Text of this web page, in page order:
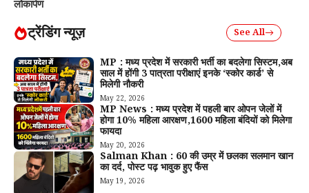
लोकार्पण
ट्रेंडिंग न्यूज़ See All
MP : मध्य प्रदेश में सरकारी भर्ती का बदलेगा सिस्टम,अब
साल में होंगी 3 पात्रता परीक्षाएं इनके ‘स्कोर कार्ड’ से
मिलेगी नौकरी
May 22, 2026
MP News : मध्य प्रदेश में पहली बार ओपन जेलों में
होगा 10% महिला आरक्षण,1600 महिला बंदियों को मिलेगा
फायदा
May 20, 2026
Salman Khan : 60 की उम्र में छलका सलमान खान
का दर्द, पोस्ट पढ़ भावुक हुए फैंस
May 19, 2026